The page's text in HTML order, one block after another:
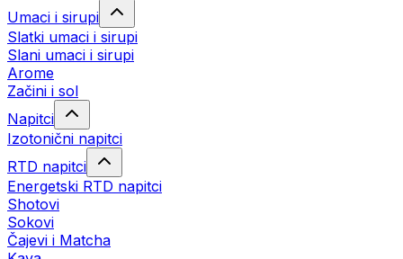
Umaci i sirupi
Slatki umaci i sirupi
Slani umaci i sirupi
Arome
Začini i sol
Napitci
Izotonični napitci
RTD napitci
Energetski RTD napitci
Shotovi
Sokovi
Čajevi i Matcha